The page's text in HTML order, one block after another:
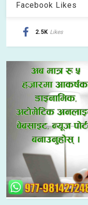
Facebook Likes
2.5K Likes